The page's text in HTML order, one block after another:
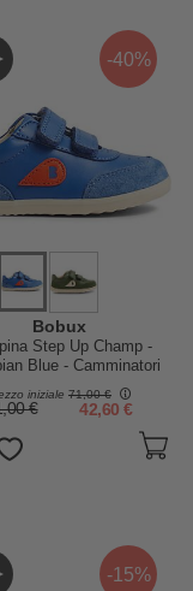
-40%
Bobux
Step Up Champ -
Blue - Camminatori
iniziale 71,00 €
€ 42,60 €
-15%